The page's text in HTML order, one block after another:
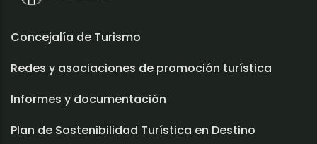
Concejalía de Turismo
Redes y asociaciones de promoción turística
Informes y documentación
Plan de Sostenibilidad Turística en Destino